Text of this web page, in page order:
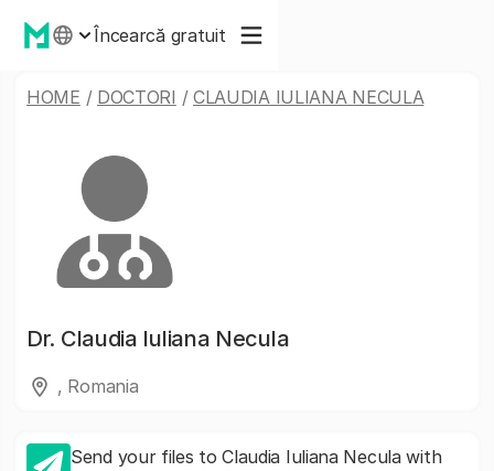
Încearcă gratuit
HOME / DOCTORI / CLAUDIA IULIANA NECULA
Dr. Claudia Iuliana Necula
, Romania
Send your files to Claudia Iuliana Necula with